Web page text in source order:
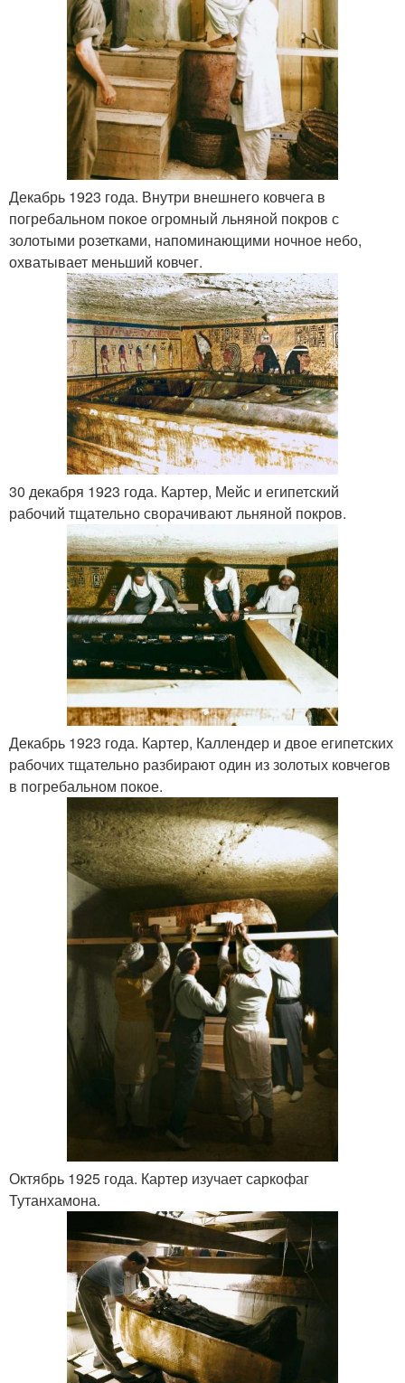
Декабрь 1923 года. Внутри внешнего ковчега в
погребальном покое огромный льняной покров с
золотыми розетками, напоминающими ночное небо,
охватывает меньший ковчег.
30 декабря 1923 года. Картер, Мейс и египетский
рабочий тщательно сворачивают льняной покров.
Декабрь 1923 года. Картер, Каллендер и двое египетских
рабочих тщательно разбирают один из золотых ковчегов
в погребальном покое.
Октябрь 1925 года. Картер изучает саркофаг
Тутанхамона.